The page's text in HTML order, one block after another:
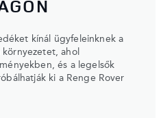
kínál ügyfeleinknek a
ahol
és a legelsők
ki a Renge Rover